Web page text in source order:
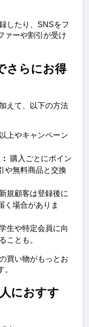
したり、SNSをフ
ァーや割引が受け
さらにお得
えて、以下の方法
上やキャンペーン
購入ごとにポイン
や無料商品と交換
新規顧客は登録後に
く場合がありま
生や特定会員に向
ことも。
買い物がもっとお
におすす